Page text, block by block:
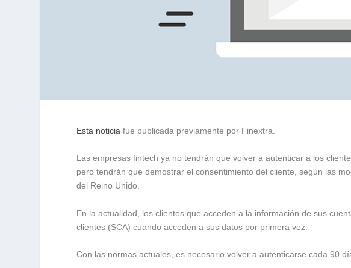
Esta noticia fue publicada previamente por Finextra.
Las empresas fintech ya no tendrán que volver a autenticar a los
pero tendrán que demostrar el consentimiento del cliente, según las
del Reino Unido.
En la actualidad, los clientes que acceden a la información de sus
clientes (SCA) cuando acceden a sus datos por primera vez.
Con las normas actuales, es necesario volver a autenticarse cada 90